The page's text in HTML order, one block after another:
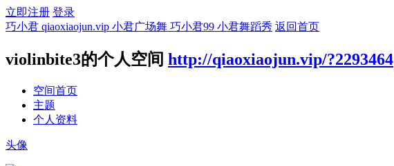
立即注册 登录
巧小君 qiaoxiaojun.vip 小君广场舞 巧小君99 小君舞蹈秀 返回首页
violinbite3的个人空间 http://qiaoxiaojun.vip/?2293464
空间首页
主题
个人资料
头像